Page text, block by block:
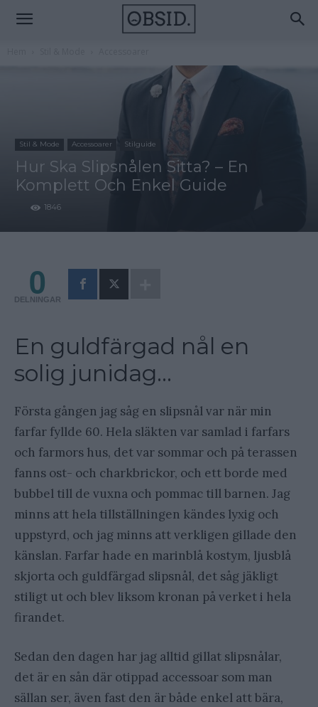
Stil & Mode Accessoarer Stilguide
Hur Ska Slipsnålen Sitta? – En
Komplett Och Enkel Guide
1846
0
DELNINGAR
En guldfärgad nål en
solig junidag…
Första gången jag såg en slipsnål var när min
farfar fyllde 60. Hela släkten var samlad i farfars
och farmors hus, det var sommar och på terassen
fanns ost- och charkbrickor, och ett borde med
bubbel till de vuxna och pommac till barnen. Jag
minns att hela tillställningen kändes lyxig och
uppstyrd, och jag minns att verkligen gillade den
känslan. Farfar hade en marinblå kostym, ljusblå
skjorta och guldfärgad slipsnål, det såg jäkligt
stiligt ut och blev liksom kronan på verket i hela
firandet.
Sedan den dagen har jag alltid gillat slipsnålar,
det är en sån där otippad accessoar som man
sällan ser, även fast den är både enkel att bära,